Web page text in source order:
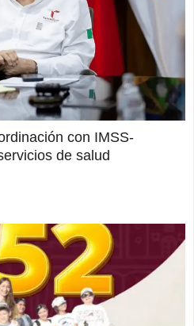
con IMSS-
de salud